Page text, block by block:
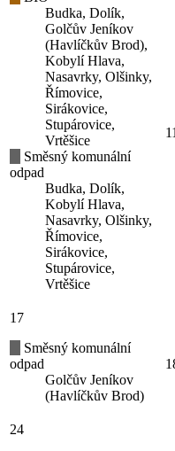
Budka, Dolík,
Golčův Jeníkov
(Havlíčkův Brod),
Kobylí Hlava,
Nasavrky, Olšinky,
Římovice,
Sirákovice,
Stupárovice,
Vrtěšice
Směsný komunální
odpad
Budka, Dolík,
Kobylí Hlava,
Nasavrky, Olšinky,
Římovice,
Sirákovice,
Stupárovice,
Vrtěšice
11
17
Směsný komunální
odpad
Golčův Jeníkov
(Havlíčkův Brod)
24